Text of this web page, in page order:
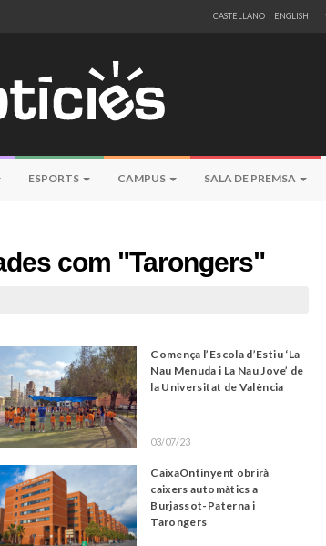
CASTELLANO ENGLISH
ESPORTS CAMPUS SALA DE PREMSA
com "Tarongers"
Comença l’Escola d’Estiu ‘La
Nau Menuda i La Nau Jove’ de
la Universitat de València
03/07/23
CaixaOntinyent obrirà
caixers automàtics a
Burjassot-Paterna i
Tarongers